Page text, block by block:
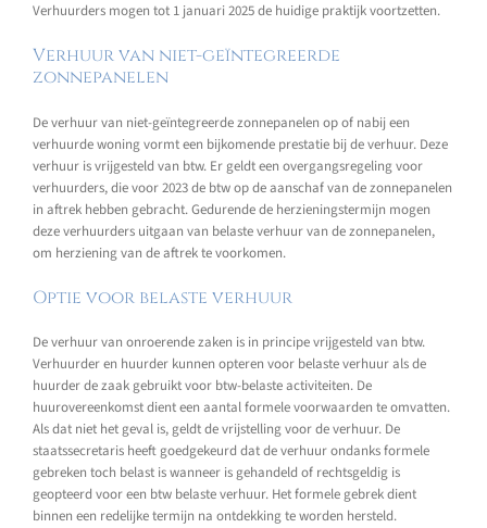
Verhuurders mogen tot 1 januari 2025 de huidige praktijk voortzetten.
Verhuur van niet-geïntegreerde
zonnepanelen
De verhuur van niet-geïntegreerde zonnepanelen op of nabij een
verhuurde woning vormt een bijkomende prestatie bij de verhuur. Deze
verhuur is vrijgesteld van btw. Er geldt een overgangsregeling voor
verhuurders, die voor 2023 de btw op de aanschaf van de zonnepanelen
in aftrek hebben gebracht. Gedurende de herzieningstermijn mogen
deze verhuurders uitgaan van belaste verhuur van de zonnepanelen,
om herziening van de aftrek te voorkomen.
Optie voor belaste verhuur
De verhuur van onroerende zaken is in principe vrijgesteld van btw.
Verhuurder en huurder kunnen opteren voor belaste verhuur als de
huurder de zaak gebruikt voor btw-belaste activiteiten. De
huurovereenkomst dient een aantal formele voorwaarden te omvatten.
Als dat niet het geval is, geldt de vrijstelling voor de verhuur. De
staatssecretaris heeft goedgekeurd dat de verhuur ondanks formele
gebreken toch belast is wanneer is gehandeld of rechtsgeldig is
geopteerd voor een btw belaste verhuur. Het formele gebrek dient
binnen een redelijke termijn na ontdekking te worden hersteld.